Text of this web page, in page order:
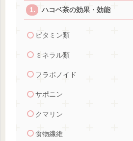
ハコベ茶の効果・効能
ビタミン類
ミネラル類
フラボノイド
サポニン
クマリン
食物繊維